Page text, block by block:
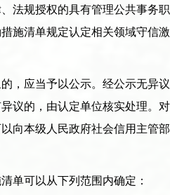
规授权的具有管理公共事务职
施清单规定认定相关领域守信激
应当予以公示。经公示无异议
议的，由认定单位核实处理。对
向本级人民政府社会信用主管部
可以从下列范围内确定：